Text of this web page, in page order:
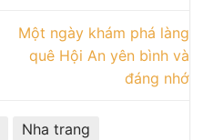
Một ngày khám phá làng
quê Hội An yên bình và
đáng nhớ
Nha trang